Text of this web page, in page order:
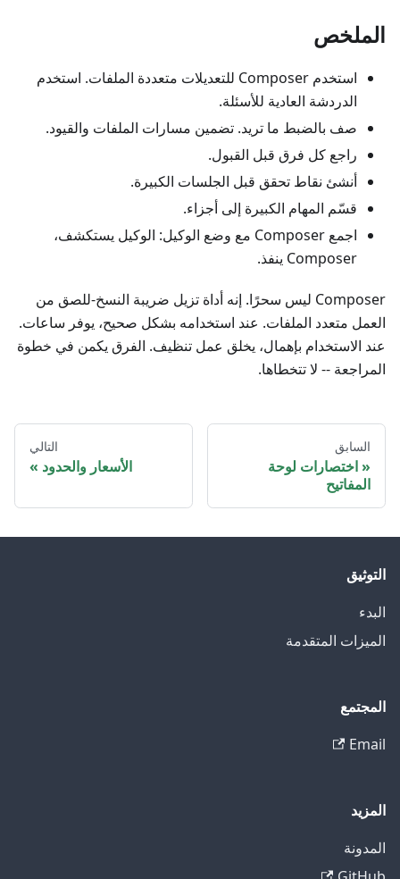
الملخص
استخدم Composer للتعديلات متعددة الملفات. استخدم
الدردشة العادية للأسئلة.
صف بالضبط ما تريد. تضمين مسارات الملفات والقيود.
راجع كل فرق قبل القبول.
أنشئ نقاط تحقق قبل الجلسات الكبيرة.
قسّم المهام الكبيرة إلى أجزاء.
اجمع Composer مع وضع الوكيل: الوكيل يستكشف،
Composer ينفذ.
Composer ليس سحرًا. إنه أداة تزيل ضريبة النسخ-للصق من
العمل متعدد الملفات. عند استخدامه بشكل صحيح، يوفر ساعات.
عند الاستخدام بإهمال، يخلق عمل تنظيف. الفرق يكمن في خطوة
المراجعة -- لا تتخطاها.
السابق
اختصارات لوحة
المفاتيح
التالي
الأسعار والحدود
التوثيق
البدء
الميزات المتقدمة
المجتمع
Email
المزيد
المدونة